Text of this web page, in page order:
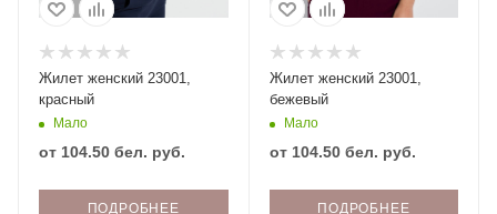
Жилет женский 23001,
красный
Мало
от 104.50 бел. руб.
ПОДРОБНЕЕ
Жилет женский 23001,
бежевый
Мало
от 104.50 бел. руб.
ПОДРОБНЕЕ